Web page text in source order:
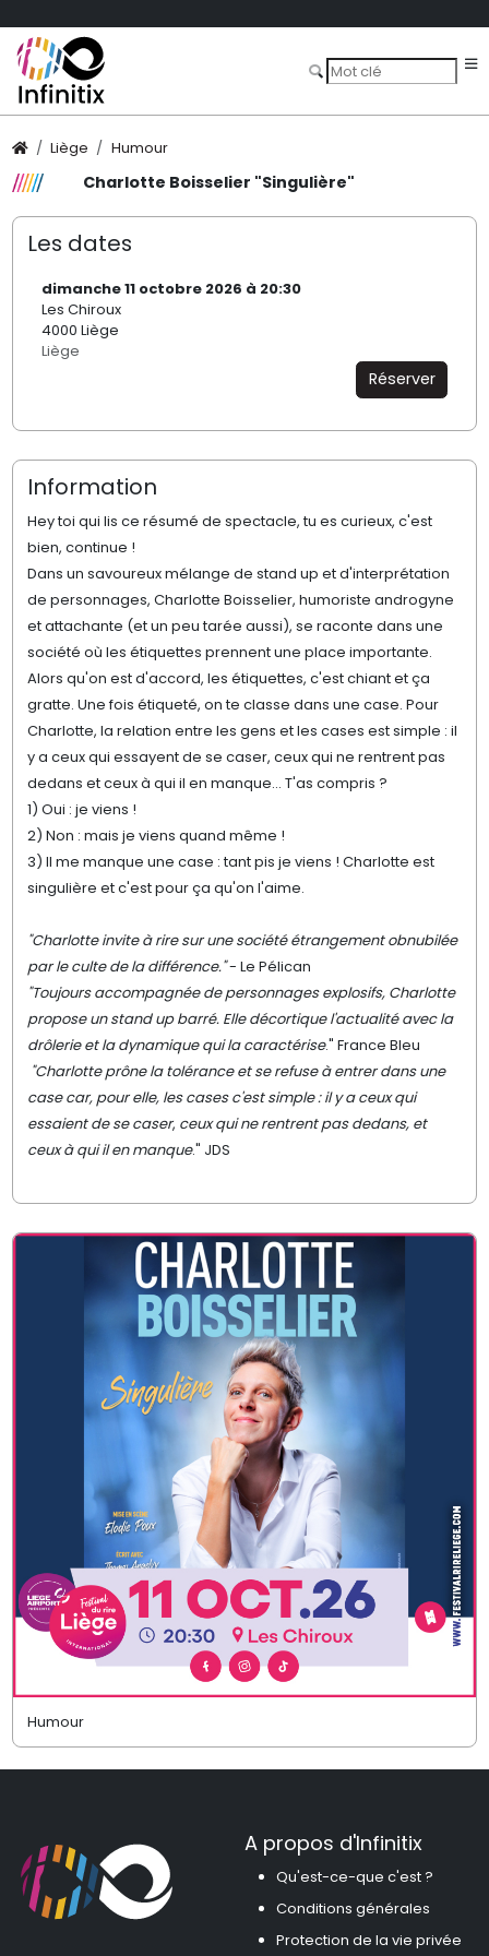
Liège Humour
Charlotte Boisselier "Singulière"
Les dates
dimanche 11 octobre 2026 à 20:30
Les Chiroux
4000 Liège
Liège
Réserver
Information
Hey toi qui lis ce résumé de spectacle, tu es curieux, c'est
bien, continue !
Dans un savoureux mélange de stand up et d'interprétation
de personnages, Charlotte Boisselier, humoriste androgyne
et attachante (et un peu tarée aussi), se raconte dans une
société où les étiquettes prennent une place importante.
Alors qu'on est d'accord, les étiquettes, c'est chiant et ça
gratte. Une fois étiqueté, on te classe dans une case. Pour
Charlotte, la relation entre les gens et les cases est simple : il
y a ceux qui essayent de se caser, ceux qui ne rentrent pas
dedans et ceux à qui il en manque... T'as compris ?
1) Oui : je viens !
2) Non : mais je viens quand même !
3) Il me manque une case : tant pis je viens ! Charlotte est
singulière et c'est pour ça qu'on l'aime.
"Charlotte invite à rire sur une société étrangement obnubilée
par le culte de la différence."- Le Pélican
"Toujours accompagnée de personnages explosifs, Charlotte
propose un stand up barré. Elle décortique l'actualité avec la
drôlerie et la dynamique qui la caractérise." France Bleu
"Charlotte prône la tolérance et se refuse à entrer dans une
case car, pour elle, les cases c'est simple : il y a ceux qui
essaient de se caser, ceux qui ne rentrent pas dedans, et
ceux à qui il en manque." JDS
Humour
A propos d'Infinitix
Qu'est-ce-que c'est ?
Conditions générales
Protection de la vie privée